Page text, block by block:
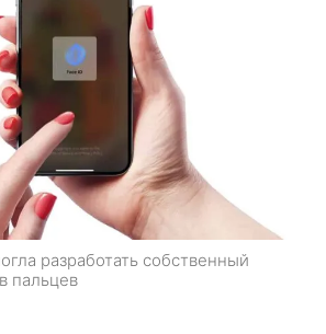
разработать собственный
пальцев